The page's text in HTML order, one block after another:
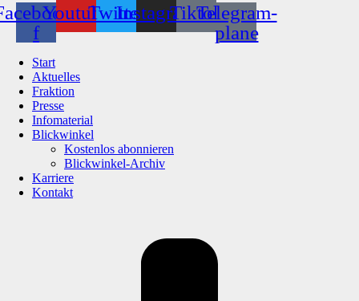
f
YoutubeTwitterInstagramTiktokTelegram-
plane
Start
Aktuelles
Fraktion
Presse
Infomaterial
Blickwinkel
Kostenlos abonnieren
Blickwinkel-Archiv
Karriere
Kontakt